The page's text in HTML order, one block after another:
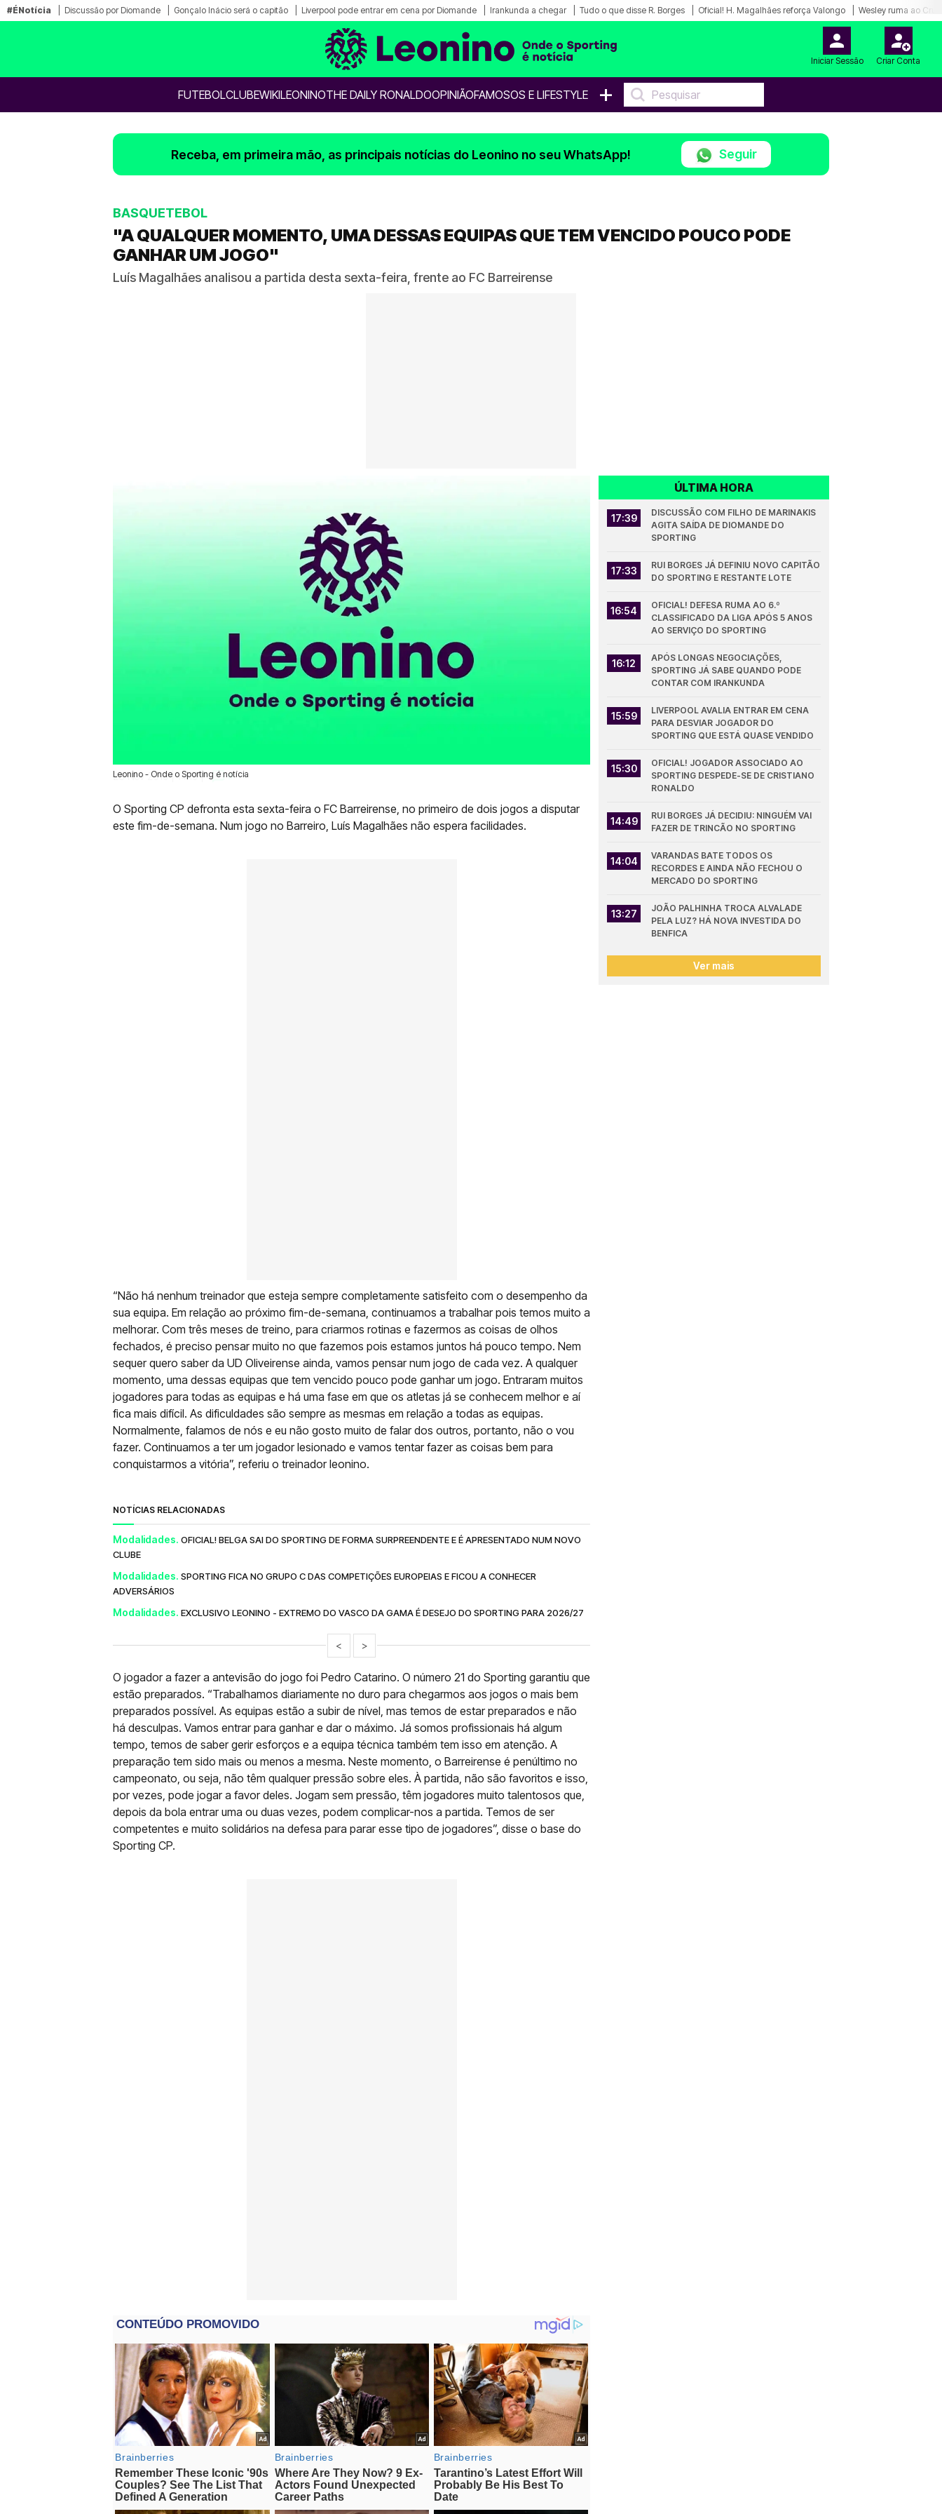
#ÉNotícia Discussão por Diomande Gonçalo Inácio será o capitão Liverpool pode entrar em cena por Diomande Irankunda a chegar Tudo o que disse R. Borges Oficial! H. Magalhães reforça Valongo Wesley ruma ao
Iniciar Sessão Criar Conta
FUTEBOLCLUBEWIKILEONINOTHE DAILY RONALDOOPINIÃOFAMOSOS E LIFESTYLE +
Receba, em primeira mão, as principais notícias do Leonino no seu WhatsApp! Seguir
BASQUETEBOL
"A QUALQUER MOMENTO, UMA DESSAS EQUIPAS QUE TEM VENCIDO POUCO PODE
GANHAR UM JOGO"
Luís Magalhães analisou a partida desta sexta-feira, frente ao FC Barreirense
Leonino - Onde o Sporting é notícia
28 Nov 2019 | 14:19 | 0
O Sporting CP defronta esta sexta-feira o FC Barreirense, no primeiro de dois jogos a disputar
este fim-de-semana. Num jogo no Barreiro, Luís Magalhães não espera facilidades.
“Não há nenhum treinador que esteja sempre completamente satisfeito com o desempenho da
sua equipa. Em relação ao próximo fim-de-semana, continuamos a trabalhar pois temos muito a
melhorar. Com três meses de treino, para criarmos rotinas e fazermos as coisas de olhos
fechados, é preciso pensar muito no que fazemos pois estamos juntos há pouco tempo. Nem
sequer quero saber da UD Oliveirense ainda, vamos pensar num jogo de cada vez. A qualquer
momento, uma dessas equipas que tem vencido pouco pode ganhar um jogo. Entraram muitos
jogadores para todas as equipas e há uma fase em que os atletas já se conhecem melhor e aí
fica mais difícil. As dificuldades são sempre as mesmas em relação a todas as equipas.
Normalmente, falamos de nós e eu não gosto muito de falar dos outros, portanto, não o vou
fazer. Continuamos a ter um jogador lesionado e vamos tentar fazer as coisas bem para
conquistarmos a vitória”, referiu o treinador leonino.
NOTÍCIAS RELACIONADAS
Modalidades. OFICIAL! BELGA SAI DO SPORTING DE FORMA SURPREENDENTE E É APRESENTADO NUM NOVO
CLUBE
Modalidades. SPORTING FICA NO GRUPO C DAS COMPETIÇÕES EUROPEIAS E FICOU A CONHECER
ADVERSÁRIOS
Modalidades. EXCLUSIVO LEONINO - EXTREMO DO VASCO DA GAMA É DESEJO DO SPORTING PARA 2026/27
< >
O jogador a fazer a antevisão do jogo foi Pedro Catarino. O número 21 do Sporting garantiu que
estão preparados. “Trabalhamos diariamente no duro para chegarmos aos jogos o mais bem
preparados possível. As equipas estão a subir de nível, mas temos de estar preparados e não
há desculpas. Vamos entrar para ganhar e dar o máximo. Já somos profissionais há algum
tempo, temos de saber gerir esforços e a equipa técnica também tem isso em atenção. A
preparação tem sido mais ou menos a mesma. Neste momento, o Barreirense é penúltimo no
campeonato, ou seja, não têm qualquer pressão sobre eles. À partida, não são favoritos e isso,
por vezes, pode jogar a favor deles. Jogam sem pressão, têm jogadores muito talentosos que,
depois da bola entrar uma ou duas vezes, podem complicar-nos a partida. Temos de ser
competentes e muito solidários na defesa para parar esse tipo de jogadores”, disse o base do
Sporting CP.
ÚLTIMA HORA
17:39
DISCUSSÃO COM FILHO DE MARINAKIS
AGITA SAÍDA DE DIOMANDE DO
SPORTING
17:33
RUI BORGES JÁ DEFINIU NOVO CAPITÃO
DO SPORTING E RESTANTE LOTE
16:54
OFICIAL! DEFESA RUMA AO 6.º
CLASSIFICADO DA LIGA APÓS 5 ANOS
AO SERVIÇO DO SPORTING
16:12
APÓS LONGAS NEGOCIAÇÕES,
SPORTING JÁ SABE QUANDO PODE
CONTAR COM IRANKUNDA
15:59
LIVERPOOL AVALIA ENTRAR EM CENA
PARA DESVIAR JOGADOR DO
SPORTING QUE ESTÁ QUASE VENDIDO
15:30
OFICIAL! JOGADOR ASSOCIADO AO
SPORTING DESPEDE-SE DE CRISTIANO
RONALDO
14:49
RUI BORGES JÁ DECIDIU: NINGUÉM VAI
FAZER DE TRINCÃO NO SPORTING
14:04
VARANDAS BATE TODOS OS
RECORDES E AINDA NÃO FECHOU O
MERCADO DO SPORTING
13:27
JOÃO PALHINHA TROCA ALVALADE
PELA LUZ? HÁ NOVA INVESTIDA DO
BENFICA
Ver mais